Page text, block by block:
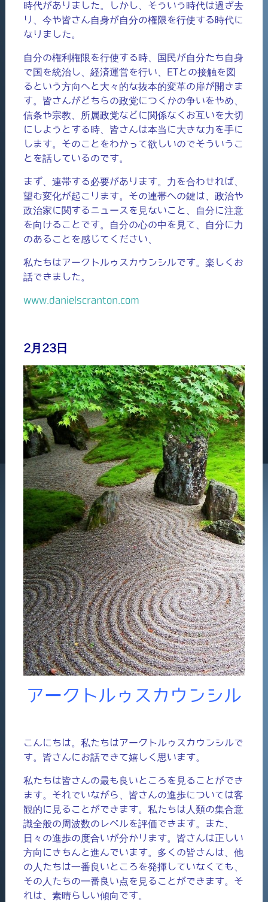
時代がありました。しかし、そういう時代は過ぎ去
り、今や皆さん自身が自分の権限を行使する時代に
なりました。
自分の権利権限を行使する時、国民が自分たち自身
で国を統治し、経済運営を行い、ETとの接触を図
るという方向へと大々的な抜本的変革の扉が開きま
す。皆さんがどちらの政党につくかの争いをやめ、
信条や宗教、所属政党などに関係なくお互いを大切
にしようとする時、皆さんは本当に大きな力を手に
します。そのことをわかって欲しいのでそういうこ
とを話しているのです。
まず、連帯する必要があります。力を合わせれば、
望む変化が起こります。その連帯への鍵は、政治や
政治家に関するニュースを見ないこと、自分に注意
を向けることです。自分の心の中を見て、自分に力
のあることを感じてください、
私たちはアークトルゥスカウンシルです。楽しくお
話できました。
www.danielscranton.com
2月23日
アークトルゥスカウンシル
こんにちは。私たちはアークトルゥスカウンシルで
す。皆さんにお話できて嬉しく思います。
私たちは皆さんの最も良いところを見ることができ
ます。それでいながら、皆さんの進歩については客
観的に見ることができます。私たちは人類の集合意
識全般の周波数のレベルを評価できます。また、
日々の進歩の度合いが分かります。皆さんは正しい
方向にきちんと進んでいます。多くの皆さんは、他
の人たちは一番良いところを発揮していなくても、
その人たちの一番良い点を見ることができます。そ
れは、素晴らしい傾向です。